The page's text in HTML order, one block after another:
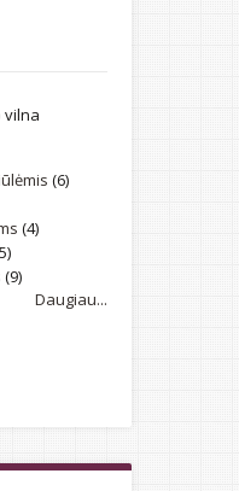
vilna
(6)
(4)
(9)
Daugiau...